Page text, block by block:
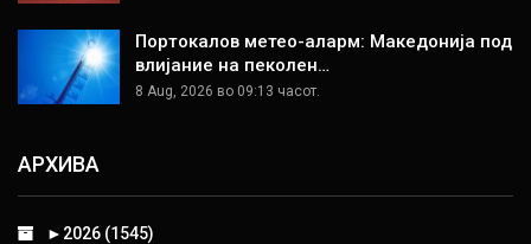
Портокалов метео-аларм: Македонија под
влијание на пеколен…
8 Aug, 2026 во 09:13 часот.
АРХИВА
► 2026 (1545)